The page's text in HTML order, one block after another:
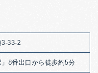
3-33-2
8番出口から徒歩約5分